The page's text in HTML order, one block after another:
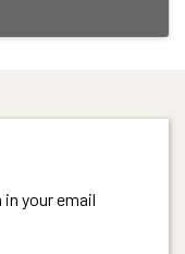
your email